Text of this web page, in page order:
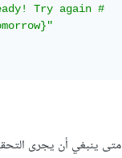
Try again #
"
ينبغي أن يجرى